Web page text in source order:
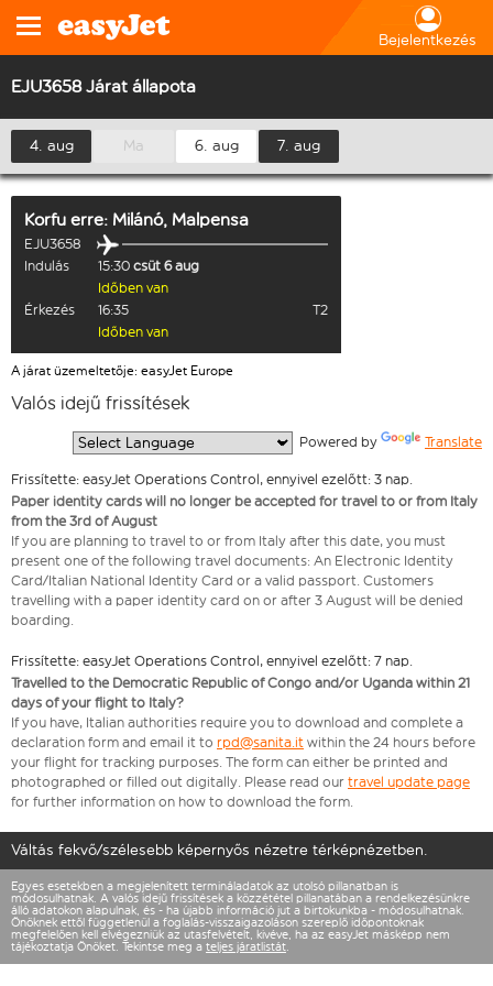
Bejelentkezés
EJU3658 Járat állapota
4. aug Ma 6. aug 7. aug
Korfu erre: Milánó, Malpensa
EJU3658
Indulás
15:30 csüt 6 aug
Időben van
Érkezés
16:35
T2
Időben van
A járat üzemeltetője: easyJet Europe
Valós idejű frissítések
Powered by Translate
Frissítette: easyJet Operations Control, ennyivel ezelőtt: 3 nap.
Paper identity cards will no longer be accepted for travel to or from Italy
from the 3rd of August
If you are planning to travel to or from Italy after this date, you must
present one of the following travel documents: An Electronic Identity
Card/Italian National Identity Card or a valid passport. Customers
travelling with a paper identity card on or after 3 August will be denied
boarding.
Frissítette: easyJet Operations Control, ennyivel ezelőtt: 7 nap.
Travelled to the Democratic Republic of Congo and/or Uganda within 21
days of your flight to Italy?
If you have, Italian authorities require you to download and complete a
declaration form and email it to rpd@sanita.it within the 24 hours before
your flight for tracking purposes. The form can either be printed and
photographed or filled out digitally. Please read our travel update page
for further information on how to download the form.
Váltás fekvő/szélesebb képernyős nézetre térképnézetben.
Egyes esetekben a megjelenített termináladatok az utolsó pillanatban is
módosulhatnak. A valós idejű frissítések a közzététel pillanatában a rendelkezésünkre
álló adatokon alapulnak, és - ha újabb információ jut a birtokunkba - módosulhatnak.
Önöknek ettől függetlenül a foglalás-visszaigazoláson szereplő időpontoknak
megfelelően kell elvégezniük az utasfelvételt, kivéve, ha az easyJet másképp nem
tájékoztatja Önöket. Tekintse meg a teljes járatlistát.